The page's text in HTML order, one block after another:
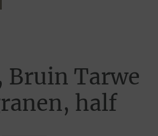
Bruin Tarwe
half